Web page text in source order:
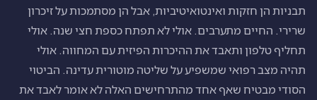
תבניות הן חזקות ואינטואיטיביות, אבל הן מסתמכות על זיכרון
שרירי. החיים מתערבים. אולי לא תפתח כספת חצי שנה. אולי
תחליף טלפון ותאבד את ההיכרות הפיזית עם המחווה. אולי
תהיה מצב רפואי שמשפיע על שליטה מוטורית עדינה. הביטוי
הסודי מבטיח שאף אחד מהתרחישים האלה לא אומר לאבד את